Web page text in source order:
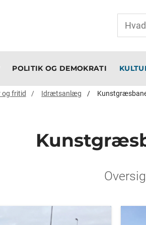
POLITIK OG DEMOKRATI
og fritid Idrætsanlæg